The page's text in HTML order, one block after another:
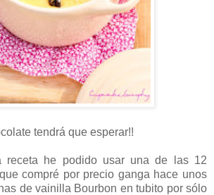
tendrá que esperar!!
receta he podido usar una de las 12
compré por precio ganga hace unos
de vainilla Bourbon en tubito por sólo